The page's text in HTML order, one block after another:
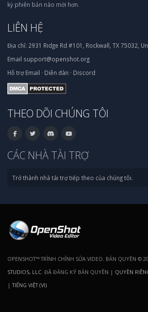
kỳ phiên bản nào mới hơn.
LIÊN HỆ
Địa chỉ: 2931 Ridge Rd #101, Rockwall, TX 75032,
Email support@openshot.org
Hỗ trợ Email · Diễn đàn · Discord
THEO DÕI CHÚNG TÔI
CÁC NHÀ TÀI TRỢ
Trở thành nhà tài trợ tiếp theo của chúng tôi.
OPENSHOT™ TRÌNH CHỈNH SỬA VIDEO. BẢN QUYỀN ©
STUDIOS, LLC . ĐÃ ĐĂNG KÝ BẢN QUYỀN | QUYỀN
|TIẾNG VIỆT (VI)